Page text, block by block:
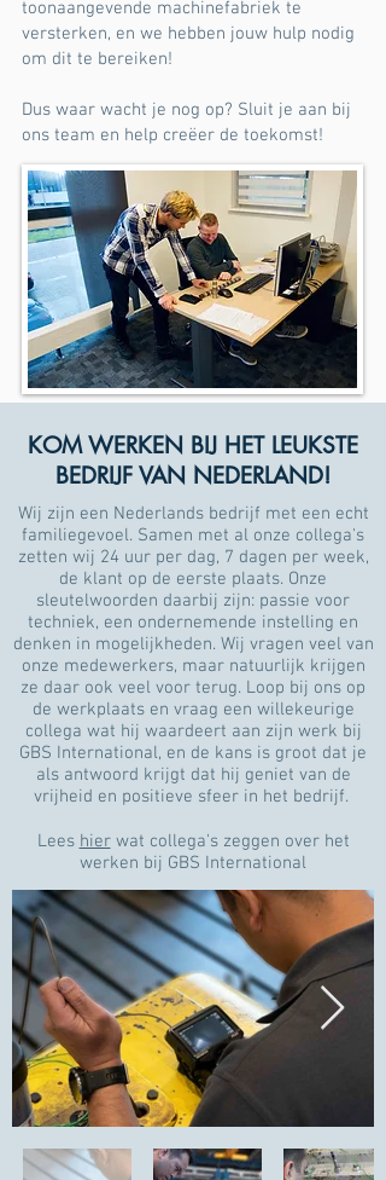
toonaangevende machinefabriek te
versterken, en we hebben jouw hulp nodig
om dit te bereiken!
Dus waar wacht je nog op? Sluit je aan bij
ons team en help creëer de toekomst!
KOM WERKEN BIJ HET LEUKSTE
BEDRIJF VAN NEDERLAND!
Wij zijn een Nederlands bedrijf met een echt
familiegevoel. Samen met al onze collega's
zetten wij 24 uur per dag, 7 dagen per week,
de klant op de eerste plaats. Onze
sleutelwoorden daarbij zijn: passie voor
techniek, een ondernemende instelling en
denken in mogelijkheden. Wij vragen veel van
onze medewerkers, maar natuurlijk krijgen
ze daar ook veel voor terug. Loop bij ons op
de werkplaats en vraag een willekeurige
collega wat hij waardeert aan zijn werk bij
GBS International, en de kans is groot dat je
als antwoord krijgt dat hij geniet van de
vrijheid en positieve sfeer in het bedrijf.
Lees hierwat collega's zeggen over het
werken bij GBS International